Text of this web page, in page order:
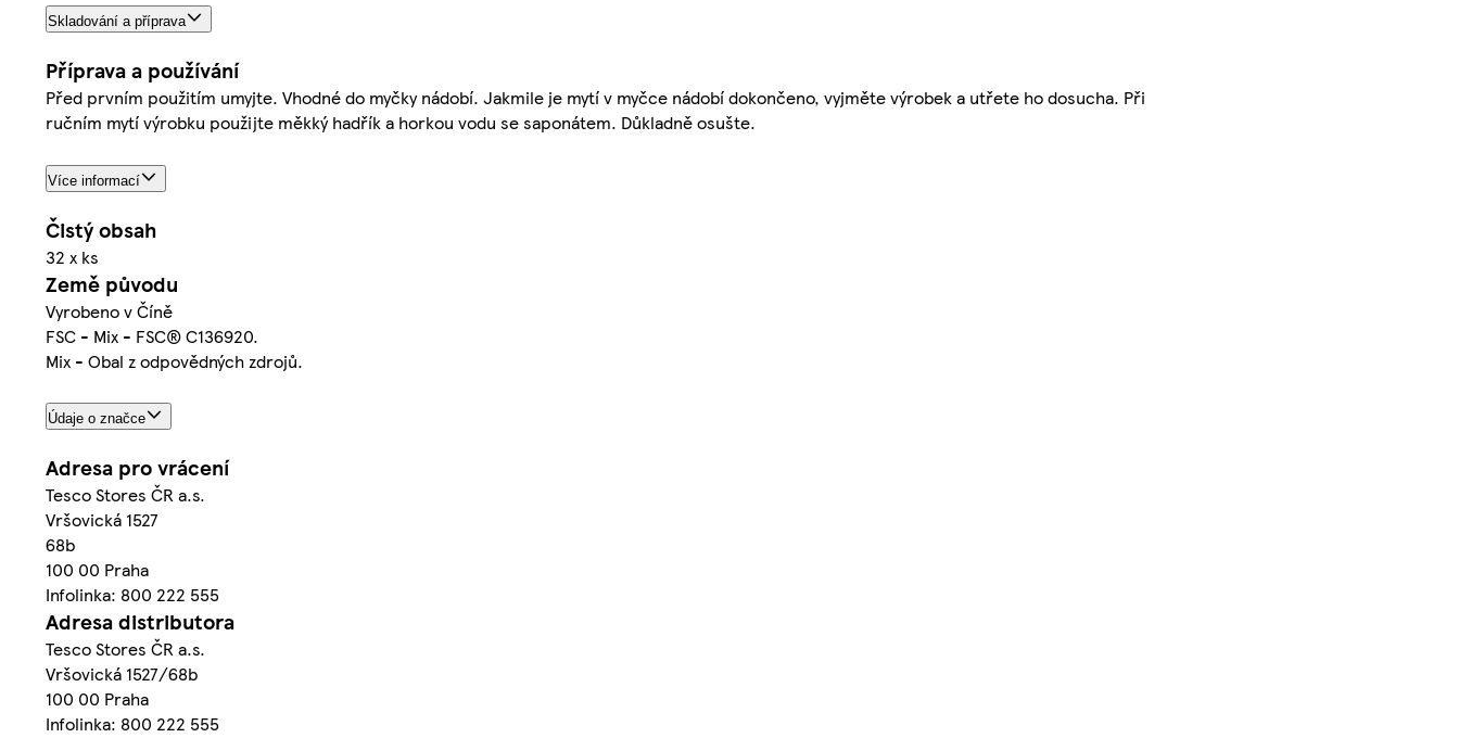
Skladování a příprava
Příprava a používání
Před prvním použitím umyjte. Vhodné do myčky nádobí. Jakmile je mytí v myčce nádobí dokončeno, vyjměte výrobek a utřete ho dosucha. Při
ručním mytí výrobku použijte měkký hadřík a horkou vodu se saponátem. Důkladně osušte.
Více informací
Čistý obsah
32 x ks
Země původu
Vyrobeno v Číně
FSC - Mix - FSC® C136920.
Mix - Obal z odpovědných zdrojů.
Údaje o značce
Adresa pro vrácení
Tesco Stores ČR a.s.
Vršovická 1527
68b
100 00 Praha
Infolinka: 800 222 555
Adresa distributora
Tesco Stores ČR a.s.
Vršovická 1527/68b
100 00 Praha
Infolinka: 800 222 555